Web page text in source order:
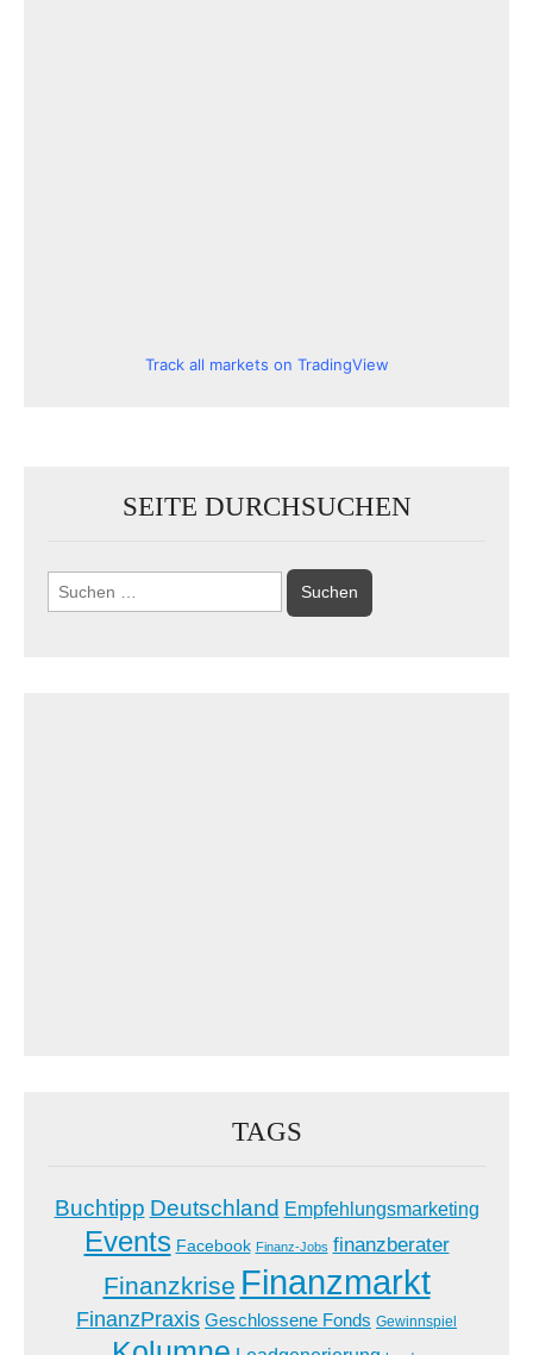
Track all markets on TradingView
SEITE DURCHSUCHEN
Suchen
nach:
TAGS
Buchtipp Deutschland Empfehlungsmarketing
Events Facebook Finanz-Jobs finanzberater
Finanzkrise Finanzmarkt
FinanzPraxis Geschlossene Fonds Gewinnspiel